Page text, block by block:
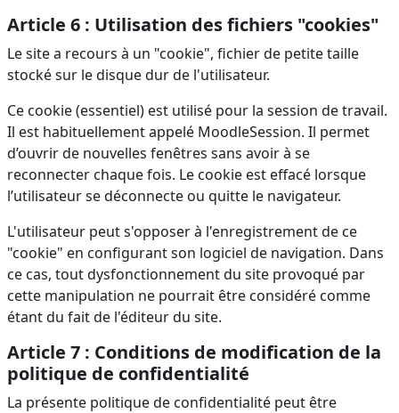
Article 6 : Utilisation des fichiers "cookies"
Le site a recours à un "cookie", fichier de petite taille
stocké sur le disque dur de l'utilisateur.
Ce cookie (essentiel) est utilisé pour la session de travail.
Il est habituellement appelé MoodleSession. Il permet
d’ouvrir de nouvelles fenêtres sans avoir à se
reconnecter chaque fois. Le cookie est effacé lorsque
l’utilisateur se déconnecte ou quitte le navigateur.
L'utilisateur peut s'opposer à l'enregistrement de ce
"cookie" en configurant son logiciel de navigation. Dans
ce cas, tout dysfonctionnement du site provoqué par
cette manipulation ne pourrait être considéré comme
étant du fait de l'éditeur du site.
Article 7 : Conditions de modification de la
politique de confidentialité
La présente politique de confidentialité peut être